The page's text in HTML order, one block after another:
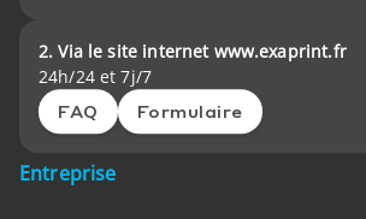
2. Via le site internet www.exaprint.fr
24h/24 et 7j/7
FAQ Formulaire
Entreprise